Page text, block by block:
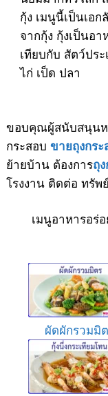
กุ้ง เมนูนี้เป็นเอ
จากกุ้ง กุ้งเป็นอ
เทียบกับ สัตว์ปร
ไก่ เป็ด ปลา
ขอบคุณผู้สนับสนุนห
กระสอบ ขายถุงกระ
ย้ายบ้าน ต้องการถุ
โรงงาน ติดต่อ ทรัพ
เมนูอาหารอร่
ผัดผักรวมมิ